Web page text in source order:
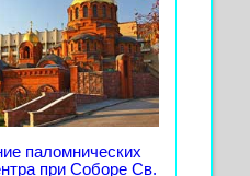
паломнических
при Соборе Св.